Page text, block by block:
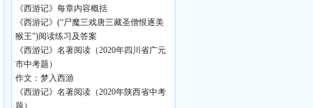
《西游记》每章内容概括
《西游记》(“尸魔三戏唐三藏圣僧恨逐美
猴王”)阅读练习及答案
《西游记》名著阅读（2020年四川省广元
市中考题）
作文：梦入西游
《西游记》名著阅读（2020年陕西省中考
题）